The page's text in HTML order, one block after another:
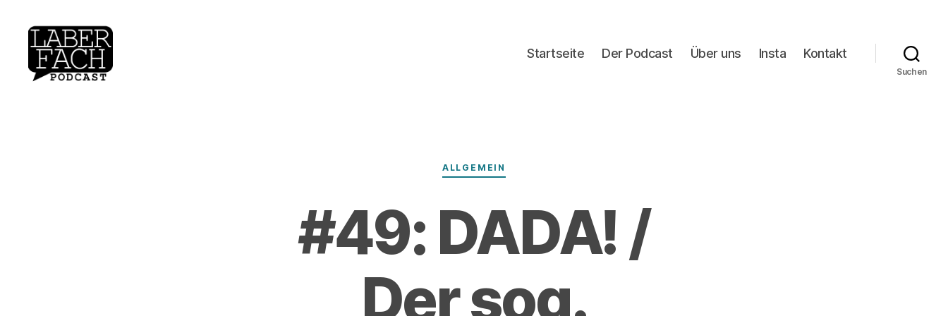
Startseite Der Podcast Über uns Insta Kontakt
Suchen
Kategorien
ALLGEMEIN
#49: DADA! /
Der sog.